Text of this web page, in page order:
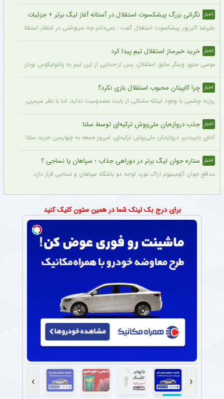
اخبار نگرانی بزرگ پیشکسوت استقلال در آستانه آغاز لیگ برتر + جزئیات
علیرضا اکبرپور پیشکسوت استقلال گفت : نمی‌دانم چه سرنوشتی در انتظار استقلال
اخبار خرید خبرساز استقلال تیم پیدا کرد
موسی جنپو، وینگر سابق استقلال، پس از جدایی از این تیم به پانتولیکوس یونان
اخبار چرا کاپیتان محبوب استقلال بازی نکرد؟
روزبه چشمی با وجود اینکه مشکلی از بابت مصدومیت ندارد، اما با نظر سرمربی استقلال
اخبار جذب دروازه‌بان ملی‌پوش ترکیه‌ای توسط سلتا
آلتای باییندیر، دروازه‌بان ملی‌پوش ترکیه‌ای، امرروز جمعه به چهارمین خرید سلتا برای فصل ۲۷-۲۰۲۶ تبدیل
اخبار ستاره جوان لیگ برتر در دوراهی جذاب ؛ سپاهان یا نساجی ؟
مدافع جوان آلومینیوم اراک مورد توجه دو باشگاه سپاهان و نساجی قرار دارد.
برای درج بک لینک شما در همین ستون کلیک کنید
‹
›